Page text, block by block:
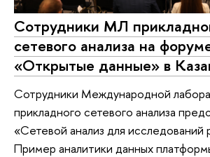
Сотрудники МЛ
сетевого анализа на
«Открытые данные» в
Сотрудники Международной
прикладного сетевого анализа
«Сетевой анализ для исследований
Пример аналитики данных